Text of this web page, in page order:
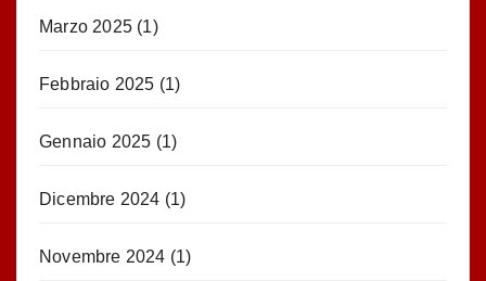
Marzo 2025 (1)
Febbraio 2025 (1)
Gennaio 2025 (1)
Dicembre 2024 (1)
Novembre 2024 (1)